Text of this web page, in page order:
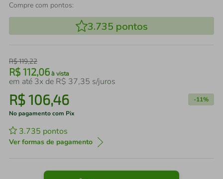
Compre com pontos:
3.735 pontos
R$119,22
R$ 112,06 à vista
em até 3x de R$ 37,35 s/juros
R$106,46 -11%
No pagamento com Pix
3.735 pontos
Ver formas de pagamento